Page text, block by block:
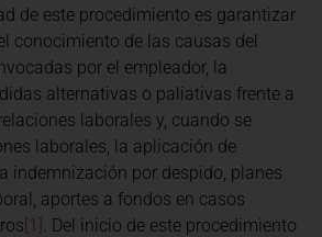
de este procedimiento es garantizar
conocimiento de las causas del
por el empleador, la
alternativas o paliativas frente a
laborales y, cuando se
laborales, la aplicación de
indemnización por despido, planes
aportes a fondos en casos
[1]
. Del inicio de este procedimiento